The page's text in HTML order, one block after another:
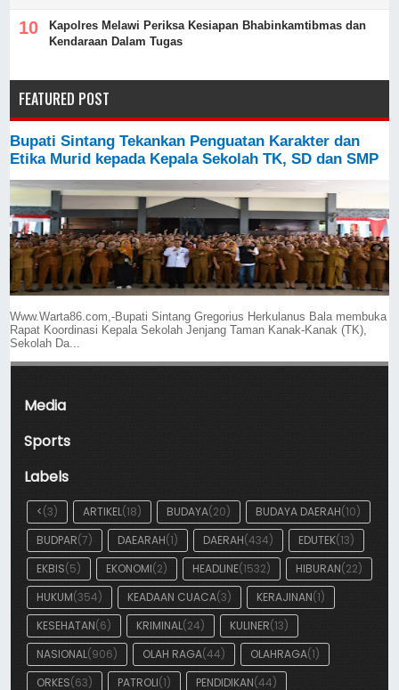
Kapolres Melawi Periksa Kesiapan Bhabinkamtibmas dan
Kendaraan Dalam Tugas
FEATURED POST
Bupati Sintang Tekankan Penguatan Karakter dan
Etika Murid kepada Kepala Sekolah TK, SD dan SMP
Www.Warta86.com,-Bupati Sintang Gregorius Herkulanus Bala membuka
Rapat Koordinasi Kepala Sekolah Jenjang Taman Kanak-Kanak (TK),
Sekolah Da...
Media
Sports
Labels
<(3) ARTIKEL(18) BUDAYA(20) BUDAYA DAERAH(10)
BUDPAR(7) DAEARAH(1) DAERAH(434) EDUTEK(13)
EKBIS(5) EKONOMI(2) HEADLINE(1532) HIBURAN(22)
HUKUM(354) KEADAAN CUACA(3) KERAJINAN(1)
KESEHATAN(6) KRIMINAL(24) KULINER(13)
NASIONAL(906) OLAH RAGA(44) OLAHRAGA(1)
ORKES(63) PATROLI(1) PENDIDIKAN(44)